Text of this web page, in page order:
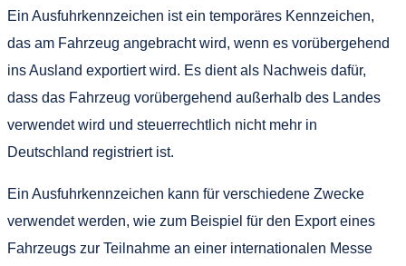
Ein Ausfuhrkennzeichen ist ein temporäres Kennzeichen,
das am Fahrzeug angebracht wird, wenn es vorübergehend
ins Ausland exportiert wird. Es dient als Nachweis dafür,
dass das Fahrzeug vorübergehend außerhalb des Landes
verwendet wird und steuerrechtlich nicht mehr in
Deutschland registriert ist.
Ein Ausfuhrkennzeichen kann für verschiedene Zwecke
verwendet werden, wie zum Beispiel für den Export eines
Fahrzeugs zur Teilnahme an einer internationalen Messe